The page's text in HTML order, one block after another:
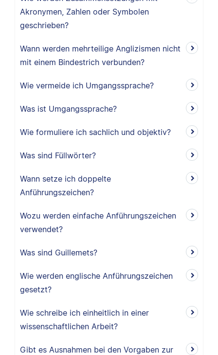
Akronymen, Zahlen oder Symbolen
geschrieben?
Wann werden mehrteilige Anglizismen nicht
mit einem Bindestrich verbunden?
Wie vermeide ich Umgangssprache?
Was ist Umgangssprache?
Wie formuliere ich sachlich und objektiv?
Was sind Füllwörter?
Wann setze ich doppelte
Anführungszeichen?
Wozu werden einfache Anführungszeichen
verwendet?
Was sind Guillemets?
Wie werden englische Anführungszeichen
gesetzt?
Wie schreibe ich einheitlich in einer
wissenschaftlichen Arbeit?
Gibt es Ausnahmen bei den Vorgaben zur